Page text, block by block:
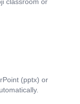
(pptx) or